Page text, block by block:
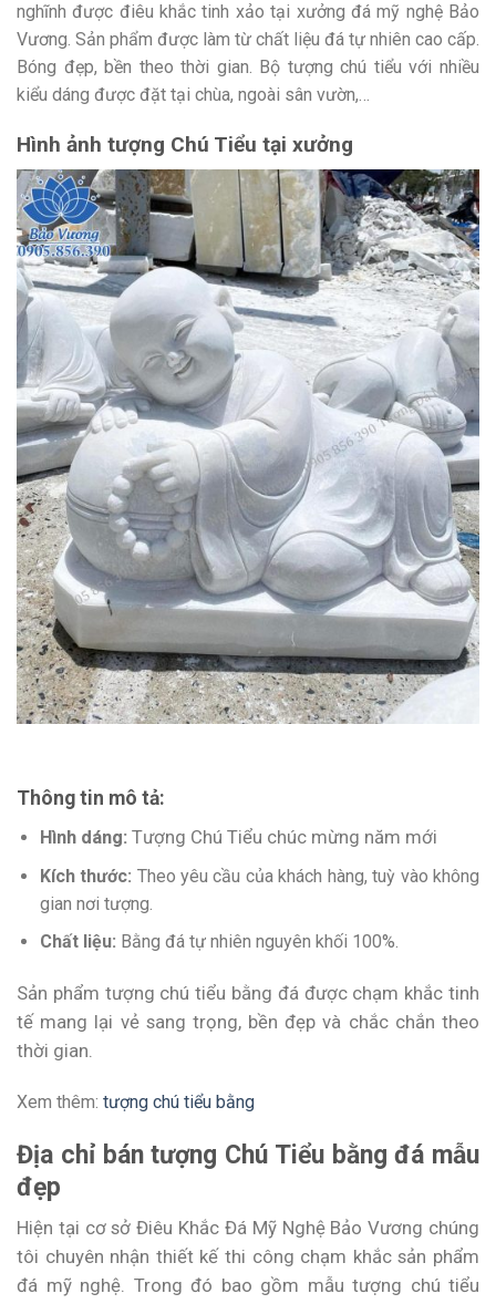
nghĩnh được điêu khắc tinh xảo tại xưởng đá mỹ nghệ Bảo
Vương. Sản phẩm được làm từ chất liệu đá tự nhiên cao cấp.
Bóng đẹp, bền theo thời gian. Bộ tượng chú tiểu với nhiều
kiểu dáng được đặt tại chùa, ngoài sân vườn,…
Hình ảnh tượng Chú Tiểu tại xưởng
Thông tin mô tả:
Hình dáng:Tượng Chú Tiểu chúc mừng năm mới
Kích thước: Theo yêu cầu của khách hàng, tuỳ vào không
gian nơi tượng.
Chất liệu: Bằng đá tự nhiên nguyên khối 100%.
Sản phẩm tượng chú tiểu bằng đá được chạm khắc tinh
tế mang lại vẻ sang trọng, bền đẹp và chắc chắn theo
thời gian.
Xem thêm: tượng chú tiểu bằng
Địa chỉ bán tượng Chú Tiểu bằng đá mẫu
đẹp
Hiện tại cơ sở Điêu Khắc Đá Mỹ Nghệ Bảo Vương chúng
tôi chuyên nhận thiết kế thi công chạm khắc sản phẩm
đá mỹ nghệ. Trong đó bao gồm mẫu tượng chú tiểu